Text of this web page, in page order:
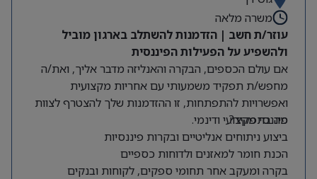
משרה מלאה
עוזר/ת חשב | הזדמנות להשתלב בארגון מוביל
ולהשפיע על הפעילות הפיננסית
אם עולם הכספים, הבקרה והאנליזה מדבר אליך, ואת/ה
מחפש/ת תפקיד משמעותי עם אחריות מקצועית
ואפשרויות להתפתחות, זו ההזדמנות שלך להצטרף לצוות
פיננסי מקצועי ודינמי.
מה בתפקיד?
ביצוע ניתוחים אנליטיים ובקרות פיננסיות
הכנת חומר למאזנים ולדוחות כספיים
בקרה ומעקב אחר תחומי ספקים, לקוחות ובנקים